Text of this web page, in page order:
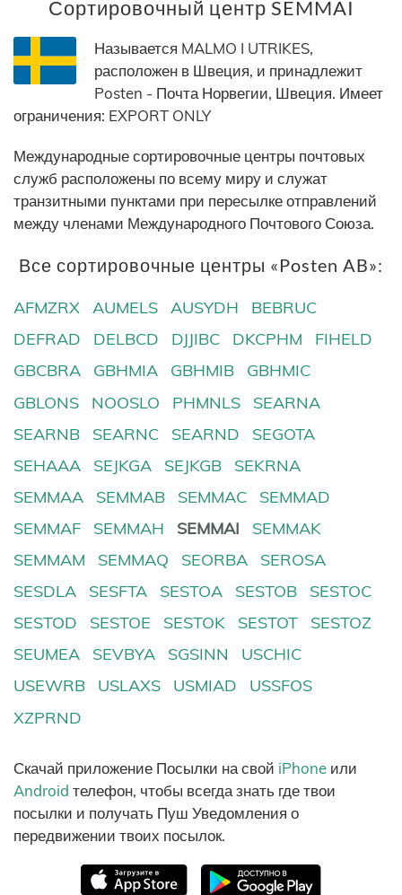
Сортировочный центр SEMMAI
Называется MALMO I UTRIKES,
расположен в Швеция, и принадлежит
Posten - Почта Норвегии, Швеция. Имеет
ограничения: EXPORT ONLY
Международные сортировочные центры почтовых
служб расположены по всему миру и служат
транзитными пунктами при пересылке отправлений
между членами Международного Почтового Союза.
Все сортировочные центры «Posten AB»:
AFMZRX AUMELS AUSYDH
BEBRUC
DEFRAD
DELBCD DJJIBC DKCPHM
FIHELD
GBCBRA
GBHMIA GBHMIB
GBHMIC
GBLONS
NOOSLO PHMNLS
SEARNA
SEARNB
SEARNC SEARND
SEGOTA
SEHAAA
SEJKGA SEJKGB
SEKRNA
SEMMAA
SEMMAB SEMMAC
SEMMAD
SEMMAF
SEMMAH SEMMAI
SEMMAK
SEMMAM
SEMMAQ SEORBA
SEROSA
SESDLA
SESFTA SESTOA SESTOB
SESTOC
SESTOD
SESTOE SESTOK SESTOT
SESTOZ
SEUMEA
SEVBYA SGSINN
USCHIC
USEWRB
USLAXS USMIAD
USSFOS
XZPRND
Скачай приложение Посылки на свой iPhone или
Android телефон, чтобы всегда знать где твои
посылки и получать Пуш Уведомления о
передвижении твоих посылок.